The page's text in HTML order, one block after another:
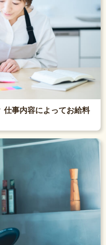
仕事内容によってお給料